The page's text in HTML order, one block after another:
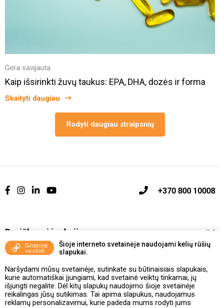
Šioje interneto svetainėje naudojami kelių rūšių
slapukai.
Naršydami mūsų svetainėje, sutinkate su būtinaisiais slapukais,
kurie automatiškai įjungiami, kad svetainė veiktų tinkamai, jų
išjungti negalite. Dėl kitų slapukų naudojimo šioje svetainėje
reikalingas jūsų sutikimas. Tai apima slapukus, naudojamus
reklamų personalizavimui, kurie padeda mums rodyti jums
Gera savijauta
Kaip išsirinkti žuvų taukus: EPA, DHA, dozės ir forma
Skaityti daugiau
Rodyti daugiau straipsnių
+370 800 10008
Pasiūlymai ir akcijos
Vakcinavimo tvarka ir taisyklės
Kontaktai ir Karjera
Taisyklės ir politika